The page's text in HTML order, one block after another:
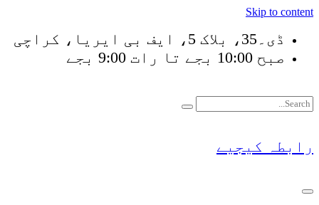
Skip to content
ڈی۔35، بلاک 5، ایف بی ایریا، کراچی
صبح 10:00 بجے تا رات 9:00 بجے
رابطہ کیجیے